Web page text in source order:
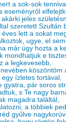
a sok-sok
eseményről
jeles
szeretett Szultán
éves lett a sokat
ugye, el
már úgy hozta a
mondhatjuk e
a legkevesebb,
köszöntöm
egy ízletes tortával,
gyatra, pár soros
s Te nagy
magadra találtál,
a többiek
gyűlve